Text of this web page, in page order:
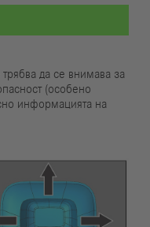
да се внимава за
(особено
информацията на